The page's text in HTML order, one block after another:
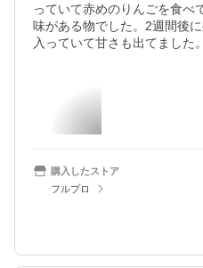
っていて赤めのりんごを食べ
味がある物でした。2週間後
入っていて甘さも出てました。
購入したストア
フルプロ